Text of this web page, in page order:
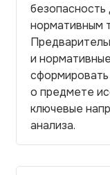
нормативным
и
о предмете
ключевые
анализа.